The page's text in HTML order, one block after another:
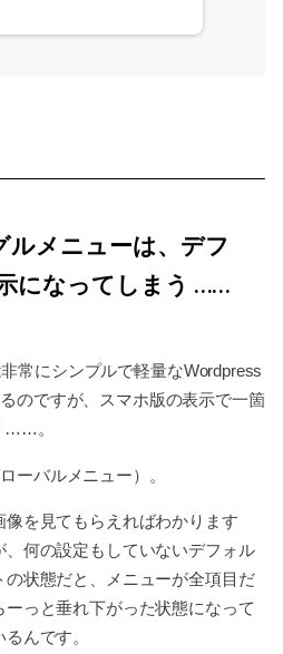
ルメニューは、デフ
になってしまう ……
常にシンプルで軽量なWordpress
のですが、スマホ版の表示で一箇
……。
ーバルメニュー）。
像を見てもらえればわかります
、何の設定もしていないデフォル
の状態だと、メニューが全項目だ
ーっと垂れ下がった状態になって
るんです。